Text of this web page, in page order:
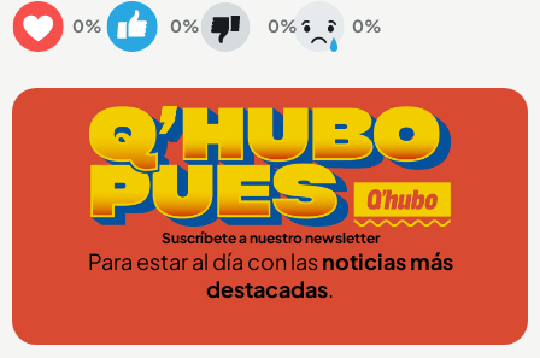
0% 0% 0% 0%
Suscríbete a nuestro newsletter
Para estar al día con lasnoticias más
destacadas.